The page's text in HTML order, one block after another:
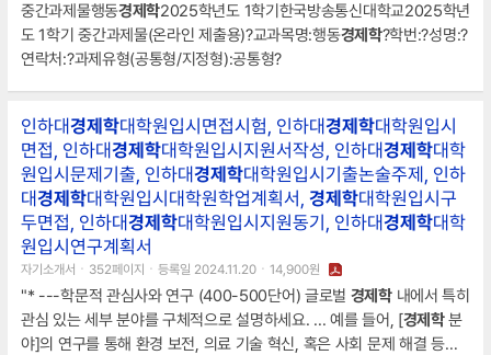
중간과제물행동경제학2025학년도 1학기한국방송통신대학교2025학년
도 1학기 중간과제물(온라인 제출용)?교과목명:행동경제학?학번:?성명:?
연락처:?과제유형(공통형/지정형):공통형?
인하대경제학대학원입시면접시험, 인하대경제학대학원입시
면접, 인하대경제학대학원입시지원서작성, 인하대경제학대학
원입시문제기출, 인하대경제학대학원입시기출논술주제, 인하
대경제학대학원입시대학원학업계획서, 경제학대학원입시구
두면접, 인하대경제학대학원입시지원동기, 인하대경제학대학
원입시연구계획서
자기소개서ㆍ352페이지ㆍ등록일 2024.11.20ㆍ14,900원
"* ---학문적 관심사와 연구 (400-500단어) 글로벌 경제학내에서 특히
관심 있는 세부 분야를 구체적으로 설명하세요. ... 예를 들어, [경제학분
야]의 연구를 통해 환경 보전, 의료 기술 혁신, 혹은 사회 문제 해결 등에